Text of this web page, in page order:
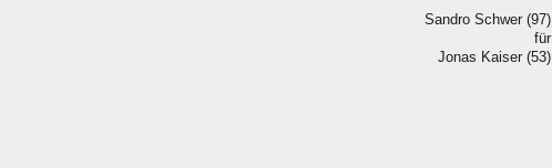
  
für
  